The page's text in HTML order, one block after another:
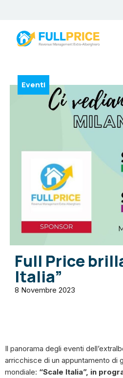
Eventi
Full Price
Italia”
8 Novembre 2023
Il panorama degli eventi
arricchisce di un appuntamento di
mondiale: “Scale Italia”, in